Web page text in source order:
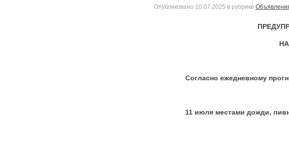
Опубликовано 10.07.2025 в рубрике
Согласно ежедневному
11 июля местами дожди,